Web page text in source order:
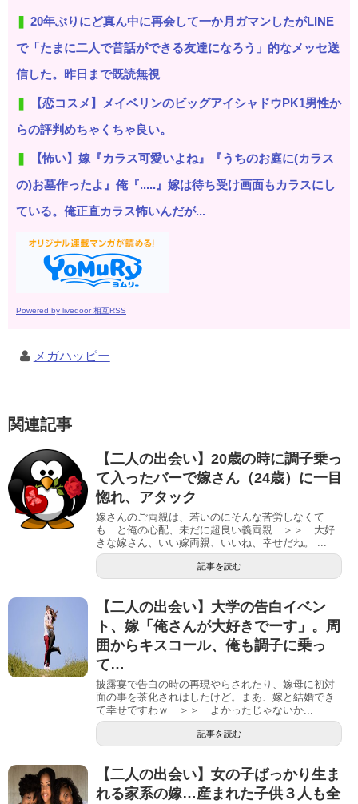
20年ぶりにど真ん中に再会して一か月ガマンしたがLINE
で「たまに二人で昔話ができる友達になろう」的なメッセ送
信した。昨日まで既読無視
【恋コスメ】メイベリンのビッグアイシャドウPK1男性か
らの評判めちゃくちゃ良い。
【怖い】嫁『カラス可愛いよね』『うちのお庭に(カラス
の)お墓作ったよ』俺『.....』嫁は待ち受け画面もカラスにし
ている。俺正直カラス怖いんだが...
Powered by livedoor 相互RSS
メガハッピー
関連記事
【二人の出会い】20歳の時に調子乗っ
て入ったバーで嫁さん（24歳）に一目
惚れ、アタック
嫁さんのご両親は、若いのにそんな苦労しなくて
も…と俺の心配、未だに超良い義両親 ＞＞ 大好
きな嫁さん、いい嫁両親、いいね、幸せだね。 ...
記事を読む
【二人の出会い】大学の告白イベン
ト、嫁「俺さんが大好きでーす」。周
囲からキスコール、俺も調子に乗っ
て…
披露宴で告白の時の再現やらされたり、嫁母に初対
面の事を茶化されはしたけど。まあ、嫁と結婚でき
て幸せですわｗ ＞＞ よかったじゃないか...
記事を読む
【二人の出会い】女の子ばっかり生ま
れる家系の嫁…産まれた子供３人も全